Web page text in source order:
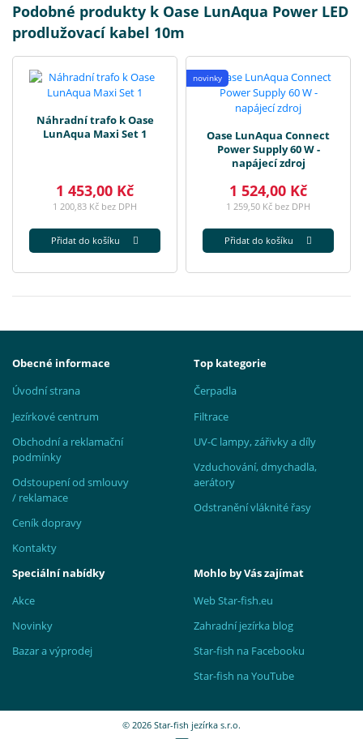
Podobné produkty k Oase LunAqua Power LED
prodlužovací kabel 10m
Náhradní trafo k Oase
LunAqua Maxi Set 1
1 453,00 Kč
1 200,83 Kč bez DPH
Přidat do košíku
novinky
Oase LunAqua Connect
Power Supply 60 W -
napájecí zdroj
1 524,00 Kč
1 259,50 Kč bez DPH
Přidat do košíku
Obecné informace
Úvodní strana
Jezírkové centrum
Obchodní a reklamační
podmínky
Odstoupení od smlouvy
/ reklamace
Ceník dopravy
Kontakty
Top kategorie
Čerpadla
Filtrace
UV-C lampy, zářivky a díly
Vzduchování, dmychadla,
aerátory
Odstranění vláknité řasy
Speciální nabídky
Akce
Novinky
Bazar a výprodej
Mohlo by Vás zajímat
Web Star-fish.eu
Zahradní jezírka blog
Star-fish na Facebooku
Star-fish na YouTube
© 2026 Star-fish jezírka s.r.o.